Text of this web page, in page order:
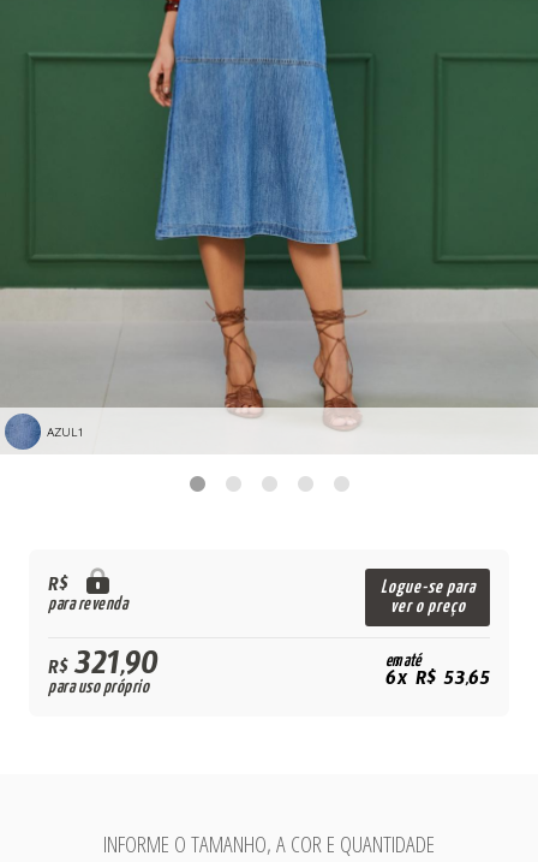
AZUL1
R$
para revenda
Logue-se para
ver o preço
R$321,90
para uso próprio
em até
6x R$ 53,65
INFORME O TAMANHO, A COR E QUANTIDADE